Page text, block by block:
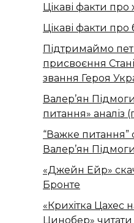
Цікаві факти про
Цікаві факти про
Підтримаймо
присвоєння
звання Героя
Валер’ян
питання» аналіз
“Важке питання”
Валер’ян
«Джейн Ейр»
Бронте
«Крихітка Цахес
Цинобер» читати